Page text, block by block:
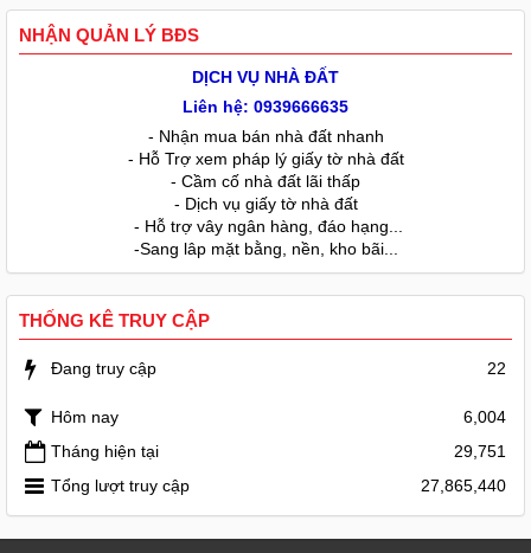
NHẬN QUẢN LÝ BĐS
DỊCH VỤ NHÀ ĐẤT
Liên hệ: 0939666635
- Nhận mua bán nhà đất nhanh
- Hỗ Trợ xem pháp lý giấy tờ nhà đất
- Cầm cố nhà đất lãi thấp
- Dịch vụ giấy tờ nhà đất
- Hỗ trợ vây ngân hàng, đáo hạng...
-Sang lâp mặt bằng, nền, kho bãi...
THỐNG KÊ TRUY CẬP
Đang truy cập 22
Hôm nay
6,004
Tháng hiện tại
29,751
Tổng lượt truy cập
27,865,440